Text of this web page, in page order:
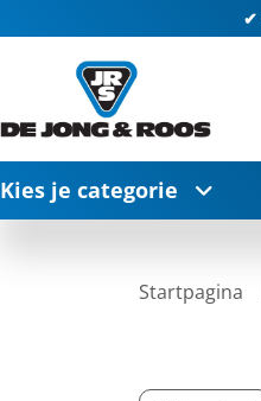
✔
Kies je categorie
Startpagina